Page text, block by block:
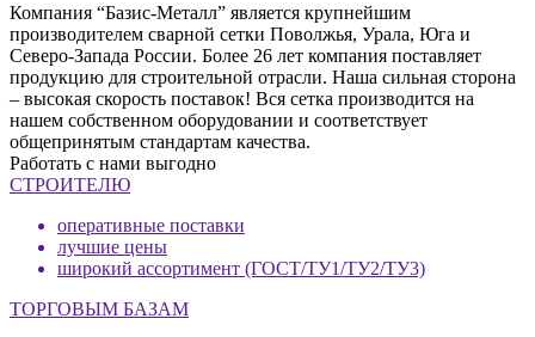
Компания “Базис-Металл” является крупнейшим
производителем сварной сетки Поволжья, Урала, Юга и
Северо-Запада России. Более 26 лет компания поставляет
продукцию для строительной отрасли. Наша сильная сторона
– высокая скорость поставок! Вся сетка производится на
нашем собственном оборудовании и соответствует
общепринятым стандартам качества.
Работать с нами выгодно
СТРОИТЕЛЮ
оперативные поставки
лучшие цены
широкий ассортимент (ГОСТ/ТУ1/ТУ2/ТУ3)
ТОРГОВЫМ БАЗАМ